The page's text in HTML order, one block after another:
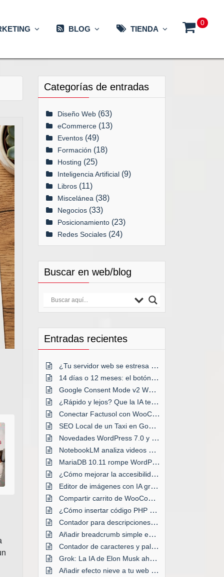
0
BLOG TIENDA
Categorías de entradas
Diseño Web (63)
eCommerce (13)
Eventos (49)
Formación (18)
Hosting (25)
Inteligencia Artificial (9)
Libros (11)
Miscelánea (38)
Negocios (33)
Posicionamiento (23)
Redes Sociales (24)
Buscar en web/blog
Entradas recientes
¿Tu servidor web se estresa a menudo?
14 días o 12 meses: el botón decisivo
Google Consent Mode v2 WordPress
¿Rápido y lejos? Que la IA te acompañe
Conectar Factusol con WooCommerce
SEO Local de un Taxi en Google Maps
Novedades WordPress 7.0 y anteriores
NotebookLM analiza videos de YouTube
MariaDB 10.11 rompe WordPress en Plesk
¿Cómo mejorar la accesibilidad de tu web?
Editor de imágenes con IA gratis
Compartir carrito de WooCommerce
¿Cómo insertar código PHP en WordPress?
Contador para descripciones de taxonomías
Añadir breadcrumb simple en WordPress
Contador de caracteres y palabras en WordPress
Grok: La IA de Elon Musk ahora GRATIS
Añadir efecto nieve a tu web por Navidad